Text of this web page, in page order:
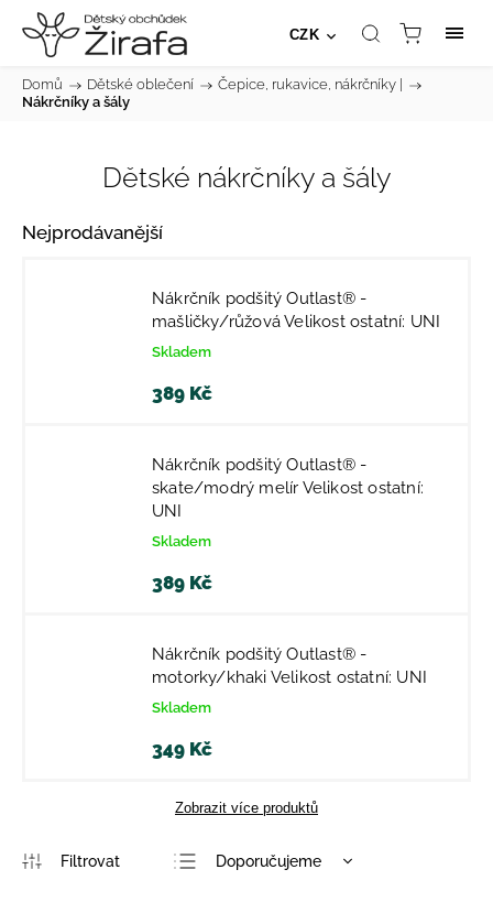
CZK
Domů / Dětské oblečení / Čepice, rukavice, nákrčníky |
/
Nákrčníky a šály
Dětské nákrčníky a šály
Nejprodávanější
Nákrčník podšitý Outlast® -
mašličky/růžová Velikost ostatní: UNI
Skladem
389 Kč
Nákrčník podšitý Outlast® -
skate/modrý melír Velikost ostatní:
UNI
Skladem
389 Kč
Nákrčník podšitý Outlast® -
motorky/khaki Velikost ostatní: UNI
Skladem
349 Kč
Zobrazit více produktů
Doporučujeme